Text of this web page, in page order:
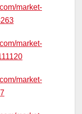
market-
market-
market-